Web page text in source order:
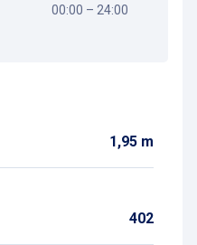
00:00 – 24:00
1,95 m
402